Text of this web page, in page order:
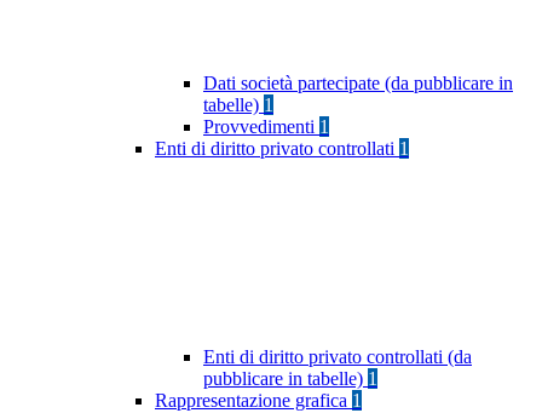
Dati società partecipate (da pubblicare in
tabelle) 1
Provvedimenti 1
Enti di diritto privato controllati 1
Enti di diritto privato controllati (da
pubblicare in tabelle) 1
Rappresentazione grafica 1